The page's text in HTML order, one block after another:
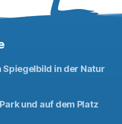
Spiegelbild in der Natur
und auf dem Platz